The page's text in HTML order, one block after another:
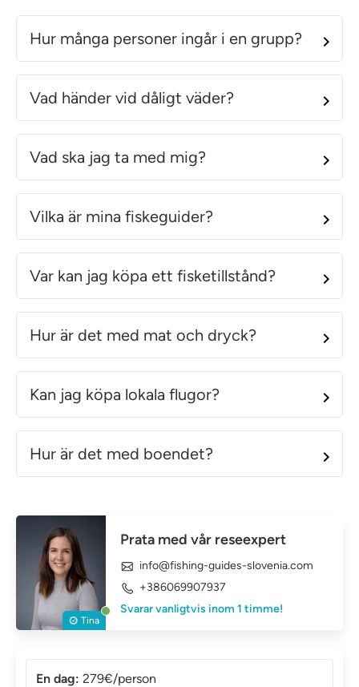
Hur många personer ingår i en grupp?
Vad händer vid dåligt väder?
Vad ska jag ta med mig?
Vilka är mina fiskeguider?
Var kan jag köpa ett fisketillstånd?
Hur är det med mat och dryck?
Kan jag köpa lokala flugor?
Hur är det med boendet?
Tina
Prata med vår reseexpert
info@fishing-guides-slovenia.com
+386069907937
Svarar vanligtvis inom 1 timme!
En dag: 279€/person